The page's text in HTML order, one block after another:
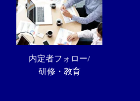
内定者フォロー/
研修・教育